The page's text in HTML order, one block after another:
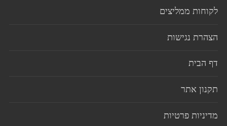
לקוחות ממליצים
הצהרת נגישות
דף הבית
תקנון אתר
מדיניות פרטיות